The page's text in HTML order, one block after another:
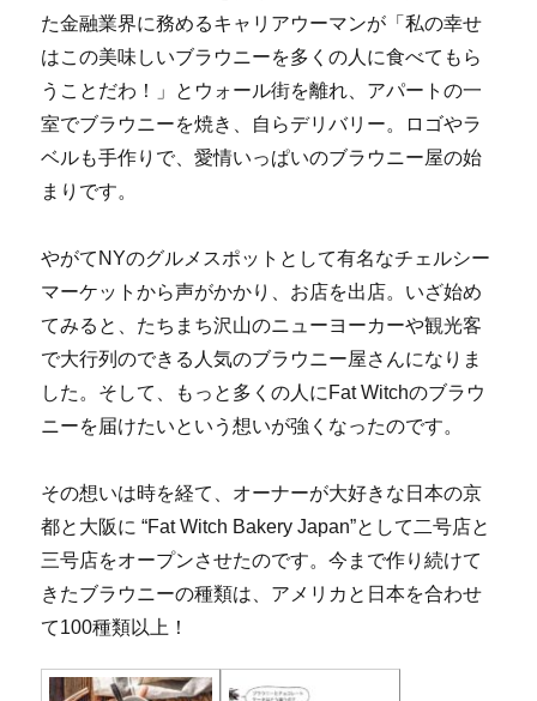
た金融業界に務めるキャリアウーマンが「私の幸せ
はこの美味しいブラウニーを多くの人に食べてもら
うことだわ！」とウォール街を離れ、アパートの一
室でブラウニーを焼き、自らデリバリー。ロゴやラ
ベルも手作りで、愛情いっぱいのブラウニー屋の始
まりです。
やがてNYのグルメスポットとして有名なチェルシー
マーケットから声がかかり、お店を出店。いざ始め
てみると、たちまち沢山のニューヨーカーや観光客
で大行列のできる人気のブラウニー屋さんになりま
した。そして、もっと多くの人にFat Witchのブラウ
ニーを届けたいという想いが強くなったのです。
その想いは時を経て、オーナーが大好きな日本の京
都と大阪に “Fat Witch Bakery Japan”として二号店と
三号店をオープンさせたのです。今まで作り続けて
きたブラウニーの種類は、アメリカと日本を合わせ
て100種類以上！